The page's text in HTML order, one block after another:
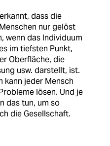
dass die
nur gelöst
wenn das Individuum
im tiefsten Punkt,
Oberfläche, die
usw. darstellt, ist.
kann jeder Mensch
lösen. Und je
das tun, um so
die Gesellschaft.